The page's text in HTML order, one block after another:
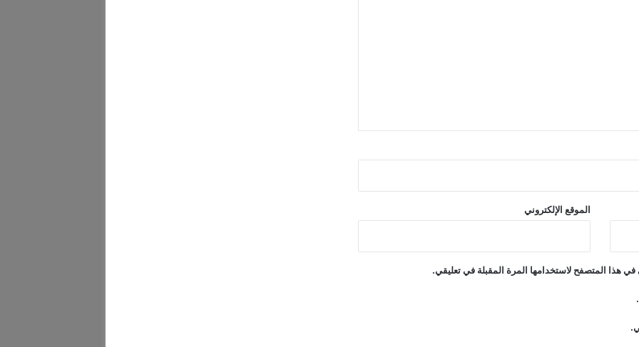
الموقع الإلكتروني
هذا المتصفح لاستخدامها المرة المقبلة في تعليقي.